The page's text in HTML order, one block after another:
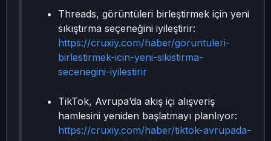
Threads, görüntüleri birleştirmek için yeni
sıkıştırma seçeneğini iyileştirir:
https://cruxiy.com/haber/goruntuleri-
birlestirmek-icin-yeni-sikistirma-
secenegini-iyilestirir
TikTok, Avrupa’da akış içi alışveriş
hamlesini yeniden başlatmayı planlıyor:
https://cruxiy.com/haber/tiktok-avrupada-